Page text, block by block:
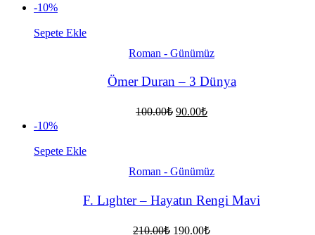
-10%
Sepete Ekle
Roman - Günümüz
Ömer Duran – 3 Dünya
100.00₺ Orijinal
90.00₺Şu
-10%
Sepete Ekle
Roman - Günümüz
F. Lıghter – Hayatın Rengi Mavi
210.00₺ Orijinal
190.00₺Şu